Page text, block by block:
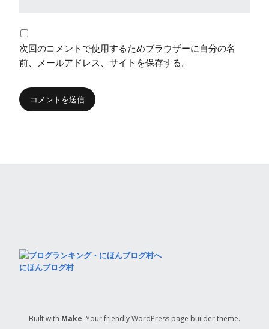
次回のコメントで使用するためブラウザーに自分の名
前、メールアドレス、サイトを保存する。
にほんブログ村
Built with Make. Your friendly WordPress page builder theme.